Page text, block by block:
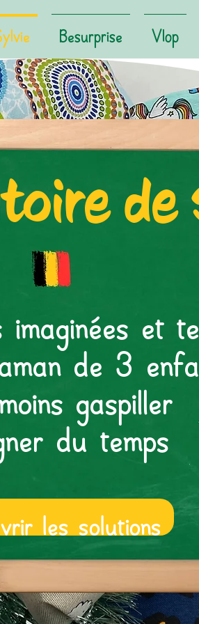
Besurprise Vlop
de
imaginées et
de 3
gaspiller
du temps
les solutions